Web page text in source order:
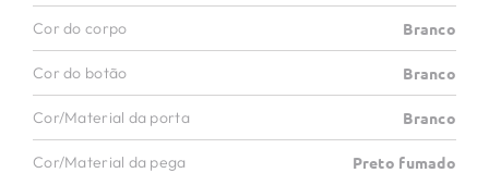
Cor do corpo Branco
Cor do botão Branco
Cor/Material da porta Branco
Cor/Material da pega Preto fumado